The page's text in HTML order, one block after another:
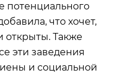
потенциального
что хочет,
Также
эти заведения
и социальной